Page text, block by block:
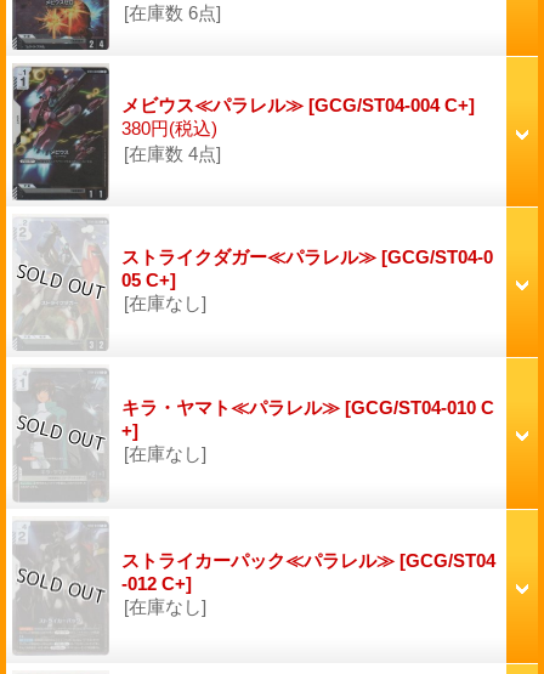
[在庫数 6点]
メビウス≪パラレル≫ [GCG/ST04-004 C+]
380円(税込)
[在庫数 4点]
ストライクダガー≪パラレル≫ [GCG/ST04-0
05 C+]
[在庫なし]
キラ・ヤマト≪パラレル≫ [GCG/ST04-010 C
+]
[在庫なし]
ストライカーパック≪パラレル≫ [GCG/ST04
-012 C+]
[在庫なし]